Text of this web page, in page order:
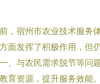
，宿州市农业技术服务
面发挥了积极作用，但
、与农民需求脱节等问
育资源，提升服务效能